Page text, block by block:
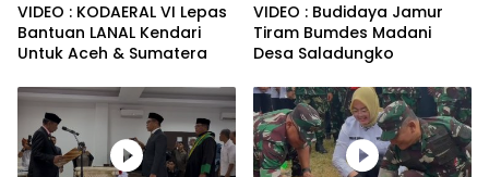
VIDEO : KODAERAL VI Lepas
Bantuan LANAL Kendari
Untuk Aceh & Sumatera
VIDEO : Budidaya Jamur
Tiram Bumdes Madani
Desa Saladungko